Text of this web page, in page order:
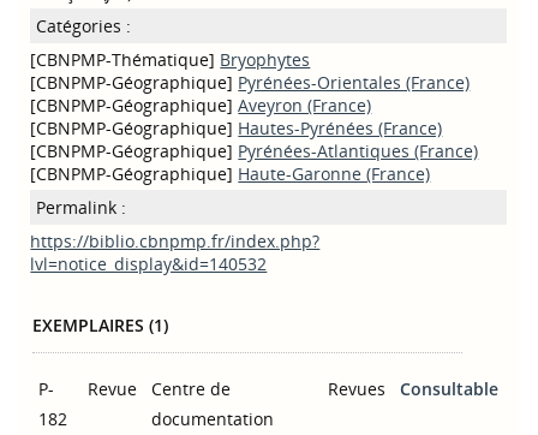
Catégories :
[CBNPMP-Thématique] Bryophytes
[CBNPMP-Géographique] Pyrénées-Orientales (France)
[CBNPMP-Géographique]Aveyron (France)
[CBNPMP-Géographique] Hautes-Pyrénées (France)
[CBNPMP-Géographique] Pyrénées-Atlantiques (France)
[CBNPMP-Géographique] Haute-Garonne (France)
Permalink :
https://biblio.cbnpmp.fr/index.php?
lvl=notice_display&id=140532
EXEMPLAIRES (1)
P-
182
Revue
Centre de
documentation
Revues Consultable